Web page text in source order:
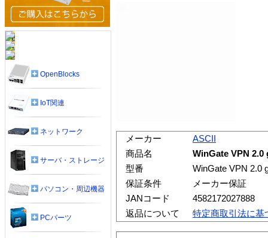
メーカー
ASCII
商品名
WinGate VPN
型番
WinGate VPN 2.0
保証条件
メーカー保証
JANコード
4582172027888
返品について
特定商取引法に基
OpenBlocks
IoT関連
ネットワーク
サーバ・ストレージ
パソコン・周辺機器
PCパーツ